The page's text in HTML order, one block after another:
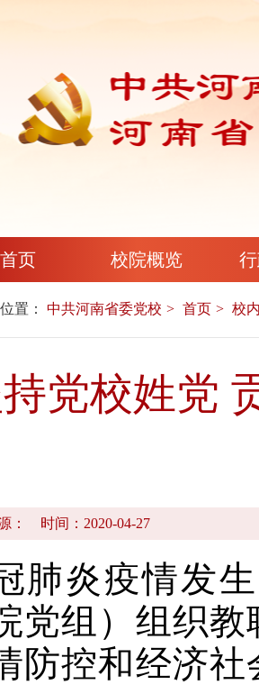
首页 校院概览
置： 中共河南省委党校 首页 校
党校姓党
： 时间：2020-04-27
肺炎疫情发
党组）组织
防控和经济